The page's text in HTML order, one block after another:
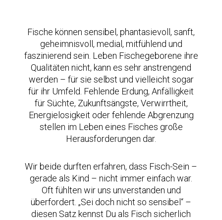
Fische können sensibel, phantasievoll, sanft,
geheimnisvoll, medial, mitfühlend und
faszinierend sein. Leben Fischegeborene ihre
Qualitäten nicht, kann es sehr anstrengend
werden – für sie selbst und vielleicht sogar
für ihr Umfeld. Fehlende Erdung, Anfälligkeit
für Süchte, Zukunftsängste, Verwirrtheit,
Energielosigkeit oder fehlende Abgrenzung
stellen im Leben eines Fisches große
Herausforderungen dar.
Wir beide durften erfahren, dass Fisch-Sein –
gerade als Kind – nicht immer einfach war.
Oft fühlten wir uns unverstanden und
überfordert. „Sei doch nicht so sensibel“ –
diesen Satz kennst Du als Fisch sicherlich